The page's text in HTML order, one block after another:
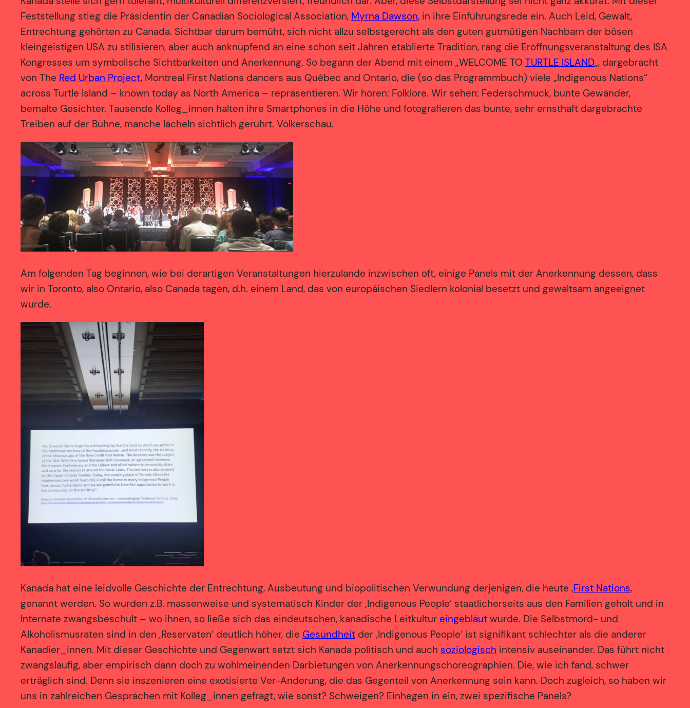
Feststellung stieg die Präsidentin der Canadian Sociological Association, Myrna Dawson, in ihre Einführungsrede ein. Auch Leid, Gewalt,
Entrechtung gehörten zu Canada. Sichtbar darum bemüht, sich nicht allzu selbstgerecht als den guten gutmütigen Nachbarn der bösen
kleingeistigen USA zu stilisieren, aber auch anknüpfend an eine schon seit Jahren etablierte Tradition, rang die Eröffnungsveranstaltung des ISA
Kongresses um symbolische Sichtbarkeiten und Anerkennung. So begann der Abend mit einem „WELCOME TO TURTLE ISLAND„, dargebracht
von The Red Urban Project, Montreal First Nations dancers aus Québec and Ontario, die (so das Programmbuch) viele „Indigenous Nations“
across Turtle Island – known today as North America – repräsentieren. Wir hören: Folklore. Wir sehen: Federschmuck, bunte Gewänder,
bemalte Gesichter. Tausende Kolleg_innen halten ihre Smartphones in die Höhe und fotografieren das bunte, sehr ernsthaft dargebrachte
Treiben auf der Bühne, manche lächeln sichtlich gerührt. Völkerschau.
Am folgenden Tag beginnen, wie bei derartigen Veranstaltungen hierzulande inzwischen oft, einige Panels mit der Anerkennung dessen, dass
wir in Toronto, also Ontario, also Canada tagen, d.h. einem Land, das von europäischen Siedlern kolonial besetzt und gewaltsam angeeignet
wurde.
Kanada hat eine leidvolle Geschichte der Entrechtung, Ausbeutung und biopolitischen Verwundung derjenigen, die heute ‚First Nations‚
genannt werden. So wurden z.B. massenweise und systematisch Kinder der ‚Indigenous People‘ staatlicherseits aus den Familien geholt und in
Internate zwangsbeschult – wo ihnen, so ließe sich das eindeutschen, kanadische Leitkultur eingebläut wurde. Die Selbstmord- und
Alkoholismusraten sind in den ‚Reservaten‘ deutlich höher, die Gesundheit der ‚Indigenous People‘ ist signifikant schlechter als die anderer
Kanadier_innen. Mit dieser Geschichte und Gegenwart setzt sich Kanada politisch und auch soziologisch intensiv auseinander. Das führt nicht
zwangsläufig, aber empirisch dann doch zu wohlmeinenden Darbietungen von Anerkennungschoreographien. Die, wie ich fand, schwer
erträglich sind. Denn sie inszenieren eine exotisierte Ver-Anderung, die das Gegenteil von Anerkennung sein kann. Doch zugleich, so haben wir
uns in zahlreichen Gesprächen mit Kolleg_innen gefragt, wie sonst? Schweigen? Einhegen in ein, zwei spezifische Panels?